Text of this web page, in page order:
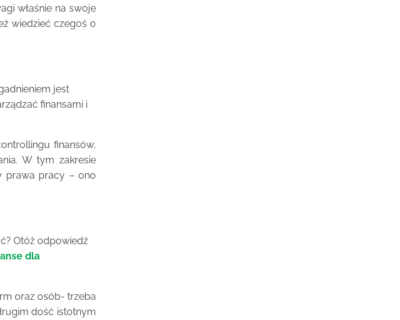
właśnie na swoje
wiedzieć czegoś o
jest
finansami i
finansów,
W tym zakresie
prawa pracy – ono
Otóż odpowiedź
dla
oraz osób- trzeba
dość istotnym